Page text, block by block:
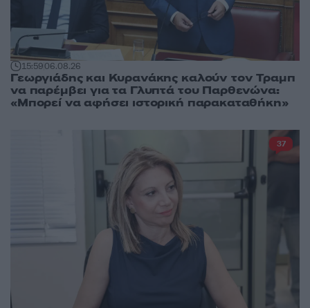
15:5906.08.26
Γεωργιάδης και Κυρανάκης καλούν τον Τραμπ
να παρέμβει για τα Γλυπτά του Παρθενώνα:
«Μπορεί να αφήσει ιστορική παρακαταθήκη»
37